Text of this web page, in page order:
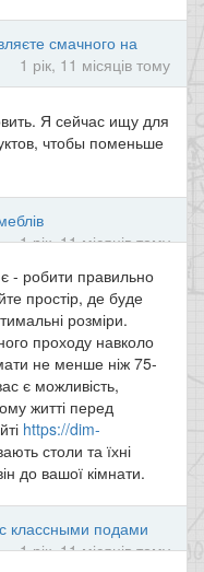
смачного на
1 рік, 11 місяців тому
Я сейчас ищу для
чтобы поменьше
1 рік, 11 місяців тому
- робити правильно
простір, де буде
розміри.
проходу навколо
не менше ніж 75-
є можливість,
житті перед
https://dim-
столи та їхні
до вашої кімнати.
классными подами
1 рік, 11 місяців тому